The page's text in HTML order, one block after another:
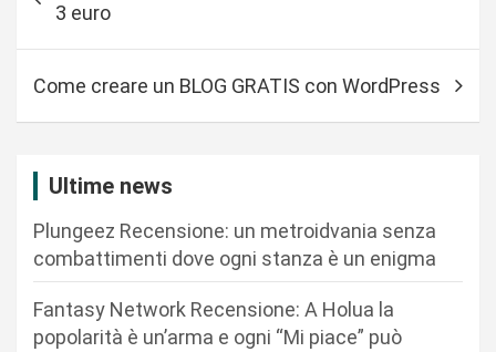
3 euro
Come creare un BLOG GRATIS con WordPress
Ultime news
Plungeez Recensione: un metroidvania senza
combattimenti dove ogni stanza è un enigma
Fantasy Network Recensione: A Holua la
popolarità è un’arma e ogni “Mi piace” può